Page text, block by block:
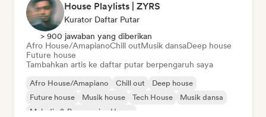
House Playlists | ZYRS
Kurator Daftar Putar
> 900 jawaban yang diberikan
Afro House/AmapianoChill outMusik dansaDeep house
Future house
Tambahkan artis ke daftar putar berpengaruh saya
Afro House/Amapiano Chill out
Deep house
Future house
Musik house Tech House
Musik dansa
Melodic & Progressive House